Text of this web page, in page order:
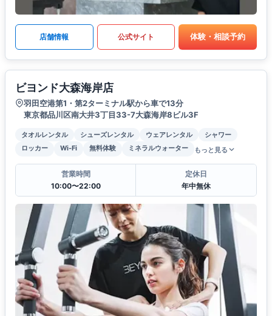
店舗情報 公式サイト 体験・相談予約
ビヨンド大森海岸店
羽田空港第1・第2ターミナル駅から車で13分
東京都品川区南大井3丁目33-7大森海岸8ビル3F
タオルレンタル シューズレンタル ウェアレンタル
シャワー
ロッカー
Wi-Fi 無料体験 ミネラルウォーター もっと見る
営業時間
10:00〜22:00
定休日
年中無休